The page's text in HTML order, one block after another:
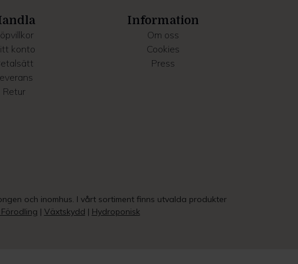
konto
Retur
Information
Om oss
Cookies
Press
och inomhus. I vårt sortiment finns utvalda produkter
| Växtskydd | Hydroponisk